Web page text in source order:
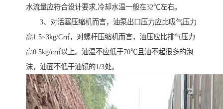
水流量应符合设计要求,冷却水温一般在32℃左右。
3、对活塞压缩机而言，油泵出口压力应比吸气压力
高1.5~3kg/C㎡，对螺杆压缩机而言，油压应比排气压力
高0.5kg/c㎡以上。油温不应低于70℃且油不起很多的泡
沫，油面不低于油镜的1/3处。